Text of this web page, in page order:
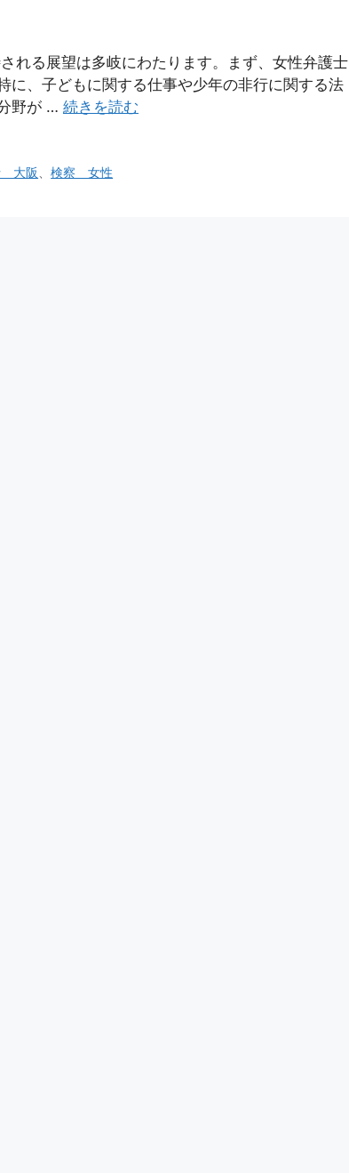
る展望は多岐にわたります。まず、女性弁護士
に、子どもに関する仕事や少年の非行に関する法
野が … 続きを読む
大阪 、検察 女性